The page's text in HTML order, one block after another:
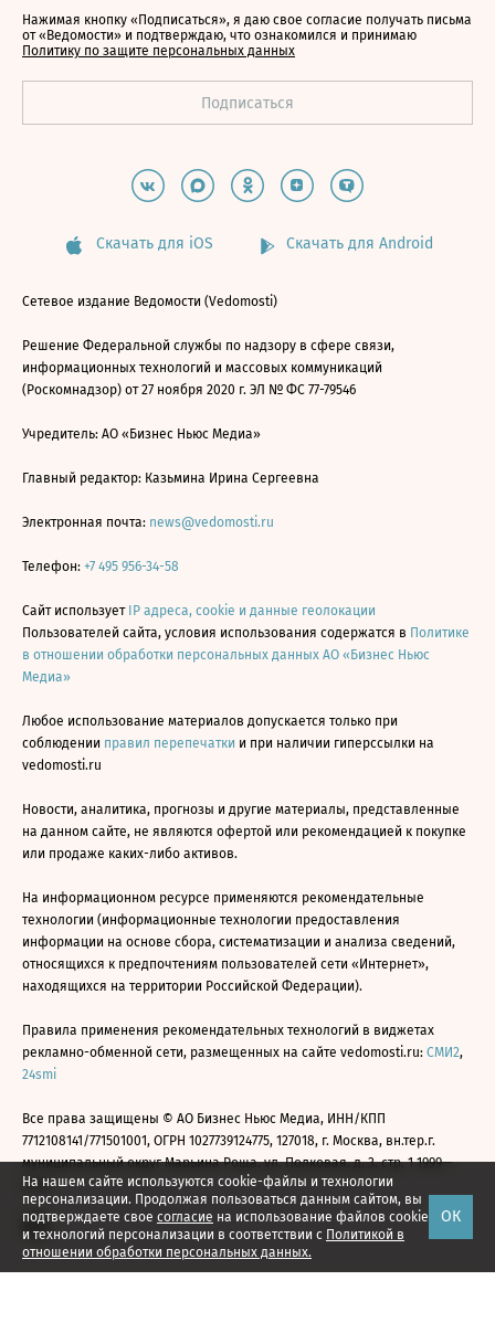
На нашем сайте используются cookie-файлы и технологии
персонализации. Продолжая пользоваться данным сайтом, вы
подтверждаете свое согласие на использование файлов cookie
и технологий персонализации в соответствии с Политикой в
отношении обработки персональных данных.
ОК
Нажимая кнопку «Подписаться», я даю свое согласие получать письма
от «Ведомости» и подтверждаю, что ознакомился и принимаю
Политику по защите персональных данных
Скачать для iOS Скачать для Android
Сетевое издание Ведомости (Vedomosti)
Решение Федеральной службы по надзору в сфере связи,
информационных технологий и массовых коммуникаций
(Роскомнадзор) от 27 ноября 2020 г. ЭЛ № ФС 77-79546
Учредитель: АО «Бизнес Ньюс Медиа»
Главный редактор: Казьмина Ирина Сергеевна
Электронная почта: news@vedomosti.ru
Телефон: +7 495 956-34-58
Сайт использует IP адреса, cookie и данные геолокации
Пользователей сайта, условия использования содержатся в Политике
в отношении обработки персональных данных АО «Бизнес Ньюс
Медиа»
Любое использование материалов допускается только при
соблюдении правил перепечатки и при наличии гиперссылки на
vedomosti.ru
Новости, аналитика, прогнозы и другие материалы, представленные
на данном сайте, не являются офертой или рекомендацией к покупке
или продаже каких-либо активов.
На информационном ресурсе применяются рекомендательные
технологии (информационные технологии предоставления
информации на основе сбора, систематизации и анализа сведений,
относящихся к предпочтениям пользователей сети «Интернет»,
находящихся на территории Российской Федерации).
Правила применения рекомендательных технологий в виджетах
рекламно-обменной сети, размещенных на сайте vedomosti.ru: СМИ2,
24smi
Все права защищены © АО Бизнес Ньюс Медиа, ИНН/КПП
7712108141/771501001, ОГРН 1027739124775, 127018, г. Москва, вн.тер.г.
муниципальный округ Марьина Роща, ул. Полковая, д. 3, стр. 1 1999—
2026